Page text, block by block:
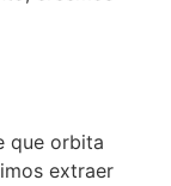
que orbita
extraer